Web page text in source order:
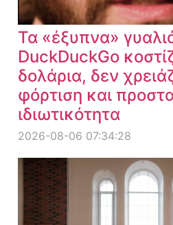
Τα «έξυπνα»
DuckDuckGo
δολάρια, δεν
φόρτιση και
ιδιωτικότητα
2026-08-06 07:34:28